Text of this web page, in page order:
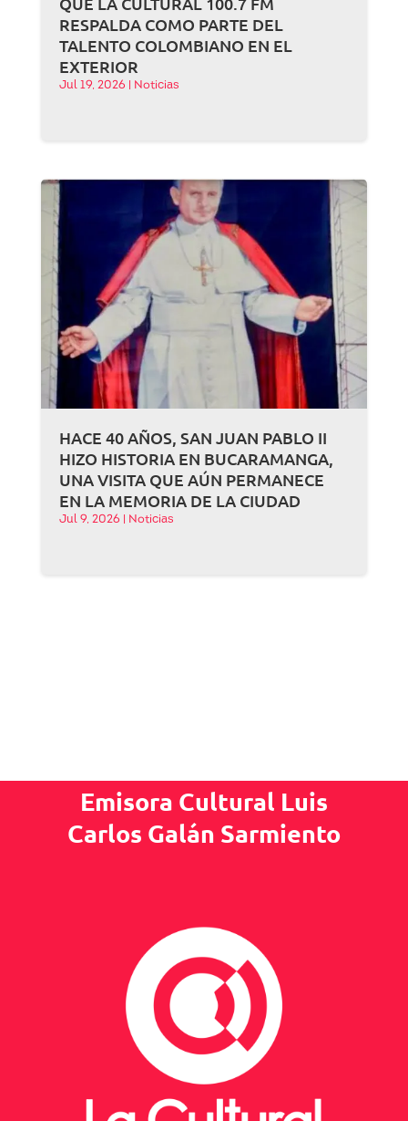
RESPALDA COMO PARTE DEL
TALENTO COLOMBIANO EN EL
EXTERIOR
Jul 19, 2026 Noticias
HACE 40 AÑOS, SAN JUAN PABLO II
HIZO HISTORIA EN BUCARAMANGA,
UNA VISITA QUE AÚN PERMANECE
EN LA MEMORIA DE LA CIUDAD
Jul 9, 2026 Noticias
Emisora Cultural Luis
Carlos Galán Sarmiento